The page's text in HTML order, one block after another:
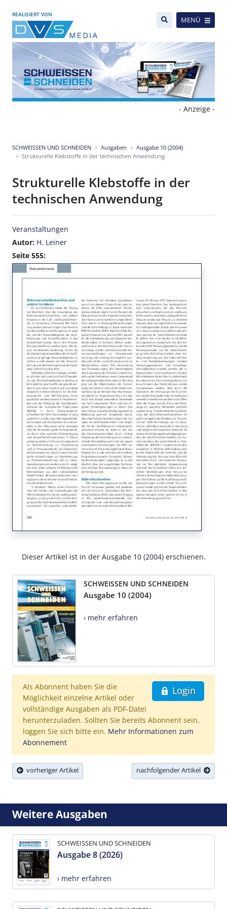
REALISIERT VON
MENÜ
- Anzeige -
SCHWEISSEN UND SCHNEIDEN Ausgaben
Ausgabe 10 (2004)
Strukturelle Klebstoffe in der technischen Anwendung
Strukturelle Klebstoffe in der
technischen Anwendung
Veranstaltungen
Autor: H. Leiner
Seite 555:
Dieser Artikel ist in der Ausgabe 10 (2004) erschienen.
SCHWEISSEN UND SCHNEIDEN
Ausgabe 10 (2004)
› mehr erfahren
Login
Als Abonnent haben Sie die
Möglichkeit einzelne Artikel oder
vollständige Ausgaben als PDF-Datei
herunterzuladen. Sollten Sie bereits Abonnent sein,
loggen Sie sich bitte ein. Mehr Informationen zum
Abonnement
vorheriger Artikel nachfolgender Artikel
Weitere Ausgaben
SCHWEISSEN UND SCHNEIDEN
Ausgabe 8 (2026)
› mehr erfahren